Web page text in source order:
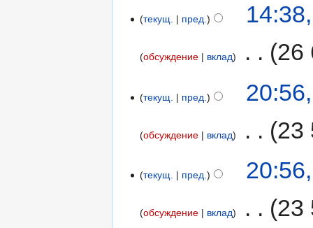
текущ. пред.
обсуждение вклад 26
текущ. пред.
обсуждение вклад 23
текущ. пред.
обсуждение вклад 23